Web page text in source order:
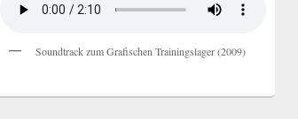
Soundtrack zum Grafischen Trainingslager (2009)